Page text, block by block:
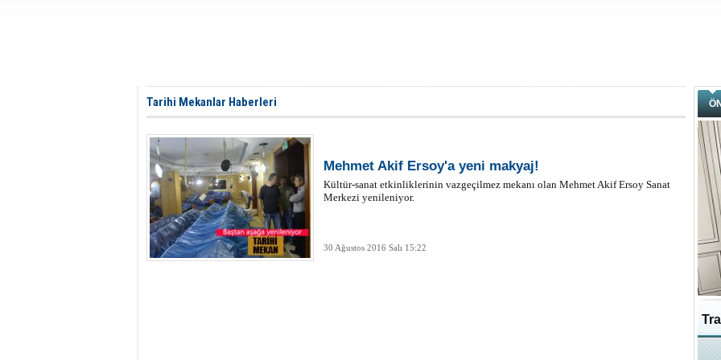
Tarihi Mekanlar Haberleri
Mehmet Akif Ersoy'a yeni makyaj!
Kültür-sanat etkinliklerinin vazgeçilmez mekanı olan Mehmet Akif Ersoy Sanat
Merkezi yenileniyor.
30 Ağustos 2016 Salı 15:22